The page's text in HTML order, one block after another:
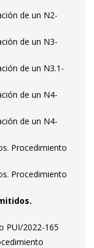
de un N2-
de un N3-
de un N3.1-
de un N4-
de un N4-
Procedimiento
Procedimiento
PUI/2022-165